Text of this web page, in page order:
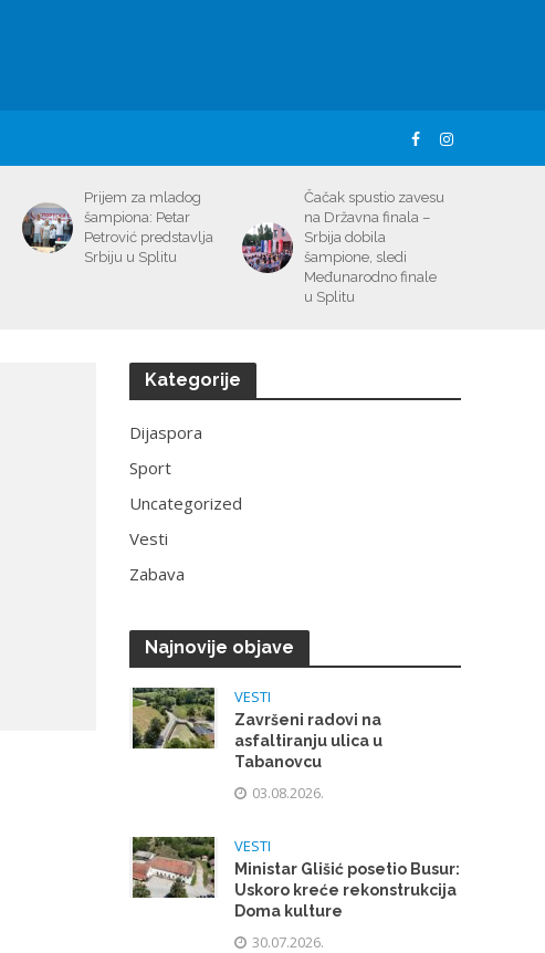
Prijem za mladog
šampiona: Petar
Petrović predstavlja
Srbiju u Splitu
Čačak spustio zavesu
na Državna finala –
Srbija dobila
šampione, sledi
Međunarodno finale
u Splitu
Kategorije
Dijaspora
Sport
Uncategorized
Vesti
Zabava
Najnovije objave
VESTI
Završeni radovi na
asfaltiranju ulica u
Tabanovcu
03.08.2026.
VESTI
Ministar Glišić posetio Busur:
Uskoro kreće rekonstrukcija
Doma kulture
30.07.2026.